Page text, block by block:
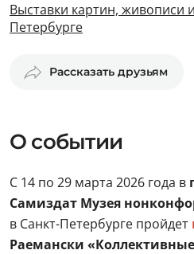
Выставки картин, живописи
Петербурге
Рассказать друзьям
О событии
С 14 по 29 марта 2026 года в
Самиздат Музея
в Санкт-Петербурге пройдет
Раемански